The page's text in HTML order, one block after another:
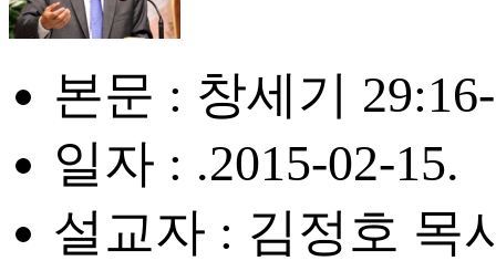
본문 : 창세기
일자 : .2015-02-15.
설교자 : 김정호 목